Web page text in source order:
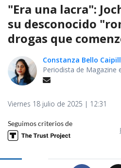
"Era una lacra":
su desconocido
drogas que
Constanza Bello
Periodista de Magazine
Viernes 18 julio de 2025 | 12:31
Seguimos criterios de